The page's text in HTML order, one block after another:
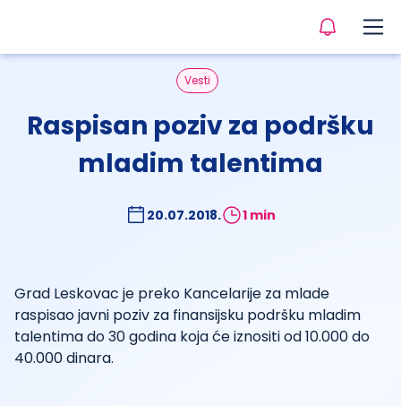
Vesti
Raspisan poziv za podršku
mladim talentima
20.07.2018. 1 min
Grad Leskovac je preko Kancelarije za mlade
raspisao javni poziv za finansijsku podršku mladim
talentima do 30 godina koja će iznositi od 10.000 do
40.000 dinara.